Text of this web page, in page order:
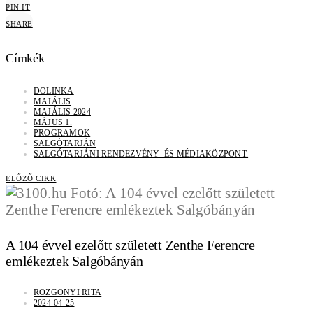
PIN IT
SHARE
Címkék
DOLINKA
MAJÁLIS
MAJÁLIS 2024
MÁJUS 1.
PROGRAMOK
SALGÓTARJÁN
SALGÓTARJÁNI RENDEZVÉNY- ÉS MÉDIAKÖZPONT.
ELŐZŐ CIKK
A 104 évvel ezelőtt született Zenthe Ferencre
emlékeztek Salgóbányán
ROZGONYI RITA
2024-04-25